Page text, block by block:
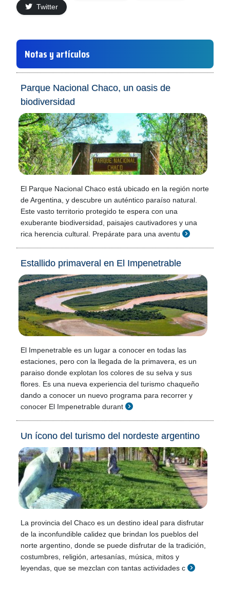
Twitter
Notas y artículos
Parque Nacional Chaco, un oasis de
biodiversidad
El Parque Nacional Chaco está ubicado en la región norte
de Argentina, y descubre un auténtico paraíso natural.
Este vasto territorio protegido te espera con una
exuberante biodiversidad, paisajes cautivadores y una
rica herencia cultural. Prepárate para una aventu
Estallido primaveral en El Impenetrable
El Impenetrable es un lugar a conocer en todas las
estaciones, pero con la llegada de la primavera, es un
paraiso donde explotan los colores de su selva y sus
flores. Es una nueva experiencia del turismo chaqueño
dando a conocer un nuevo programa para recorrer y
conocer El Impenetrable durant
Un ícono del turismo del nordeste argentino
La provincia del Chaco es un destino ideal para disfrutar
de la inconfundible calidez que brindan los pueblos del
norte argentino, donde se puede disfrutar de la tradición,
costumbres, religión, artesanías, música, mitos y
leyendas, que se mezclan con tantas actividades c